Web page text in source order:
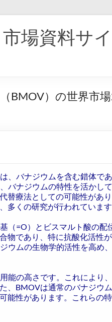
場資料サ
BMOV）の世界市
、バナジウムを含む錯体で
バナジウムの特性を活かし
替療法としての可能性があ
多くの研究が行われています
（=O）とビスマルト酸の配
物であり、特に抗酸化活性
ウムの生物学的活性を高め
能の高さです。これにより
、BMOVは通常のバナジウ
能性があります。これらの